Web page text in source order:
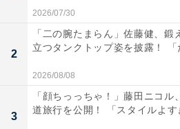
2026/07/30
2
「二の腕たまらん」佐藤健、鍛
立つタンクトップ姿を披露！
2026/08/08
3
「顔ちっっちゃ！」藤田ニコル
道旅行を公開！ 「スタイルよ